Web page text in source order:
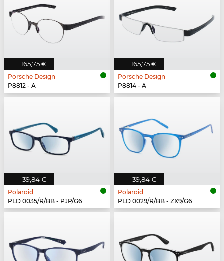
165,75 €
Porsche Design
P8812 - A
165,75 €
Porsche Design
P8814 - A
39,84 €
Polaroid
PLD 0035/R/BB - PJP/G6
39,84 €
Polaroid
PLD 0029/R/BB - ZX9/G6